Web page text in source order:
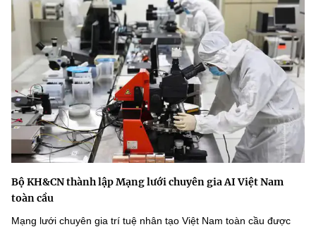
Bộ KH&CN thành lập Mạng lưới chuyên gia AI Việt Nam
toàn cầu
Mạng lưới chuyên gia trí tuệ nhân tạo Việt Nam toàn cầu được